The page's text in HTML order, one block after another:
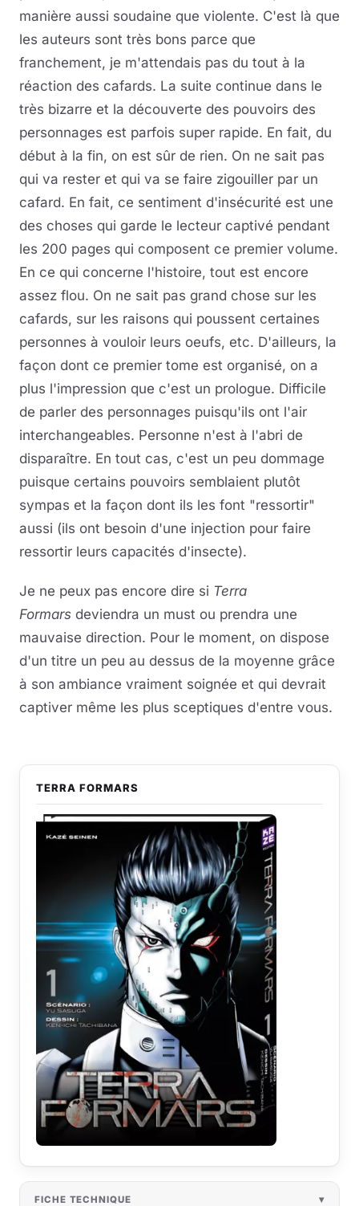
manière aussi soudaine que violente. C'est là que
les auteurs sont très bons parce que
franchement, je m'attendais pas du tout à la
réaction des cafards. La suite continue dans le
très bizarre et la découverte des pouvoirs des
personnages est parfois super rapide. En fait, du
début à la fin, on est sûr de rien. On ne sait pas
qui va rester et qui va se faire zigouiller par un
cafard. En fait, ce sentiment d'insécurité est une
des choses qui garde le lecteur captivé pendant
les 200 pages qui composent ce premier volume.
En ce qui concerne l'histoire, tout est encore
assez flou. On ne sait pas grand chose sur les
cafards, sur les raisons qui poussent certaines
personnes à vouloir leurs oeufs, etc. D'ailleurs, la
façon dont ce premier tome est organisé, on a
plus l'impression que c'est un prologue. Difficile
de parler des personnages puisqu'ils ont l'air
interchangeables. Personne n'est à l'abri de
disparaître. En tout cas, c'est un peu dommage
puisque certains pouvoirs semblaient plutôt
sympas et la façon dont ils les font "ressortir"
aussi (ils ont besoin d'une injection pour faire
ressortir leurs capacités d'insecte).
Je ne peux pas encore dire si Terra
Formars deviendra un must ou prendra une
mauvaise direction. Pour le moment, on dispose
d'un titre un peu au dessus de la moyenne grâce
à son ambiance vraiment soignée et qui devrait
captiver même les plus sceptiques d'entre vous.
TERRA FORMARS
FICHE TECHNIQUE